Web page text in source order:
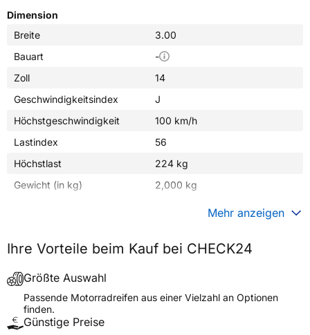
Dimension
Breite
3.00
Bauart
-
Zoll
14
Geschwindigkeitsindex
J
Höchstgeschwindigkeit
100 km/h
Lastindex
56
Höchstlast
224 kg
Gewicht (in kg)
2,000 kg
Verwendung
Sommerreifen
Modellname
Reifenposition
Front/Rear
Motorradtyp
Mehr anzeigen
Ihre Vorteile beim Kauf bei CHECK24
Größte Auswahl
Passende Motorradreifen aus einer Vielzahl an Optionen
finden.
Günstige Preise